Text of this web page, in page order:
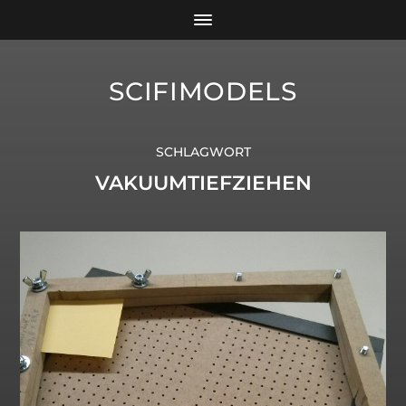
SCIFIMODELS
SCHLAGWORT
VAKUUMTIEFZIEHEN